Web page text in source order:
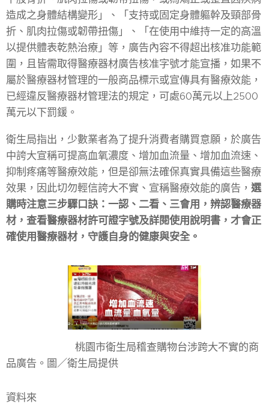
造成之身體結構變形」、「支持或固定身體軀幹及頸部骨
折、肌肉拉傷或韌帶扭傷」、「在使用中維持一定的高溫
以提供體表乾熱治療」等，廣告內容不得超出核准功能範
圍，且皆需取得醫療器材廣告核准字號才能宣播，如果不
屬於醫療器材管理的一般商品標示或宣傳具有醫療效能，
已經違反醫療器材管理法的規定，可處60萬元以上2500
萬元以下罰鍰。
衛生局指出，少數業者為了提升消費者購買意願，於廣告
中誇大宣稱可提高血氧濃度、增加血流量、增加血流速、
抑制疼痛等醫療效能，但是卻無法確保真實具備這些醫療
效果，因此切勿輕信誇大不實、宣稱醫療效能的廣告， 選
購時注意三步驟口訣：一認、二看、三會用，辨認醫療器
材，查看醫療器材許可證字號及詳閱使用說明書，才會正
確使用醫療器材，守護自身的健康與安全。
桃園市衛生局稽查購物台涉跨大不實的商
品廣告。圖／衛生局提供
資料來